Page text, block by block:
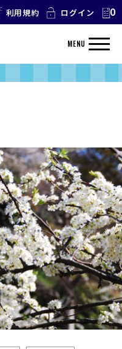
利用規約 ログイン 0
MENU